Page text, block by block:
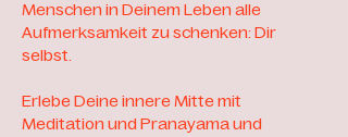
Menschen in Deinem Leben alle
Aufmerksamkeit zu schenken: Dir
selbst.
Erlebe Deine innere Mitte mit
Meditation und Pranayama und